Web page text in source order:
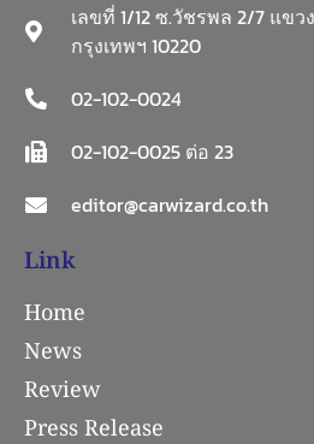
เลขที่ 1/12 ซ.วัชรพล 2/7 แขว
กรุงเทพฯ 10220
02-102-0024
02-102-0025 ต่อ 23
editor@carwizard.co.th
Link
Home
News
Review
Press Release